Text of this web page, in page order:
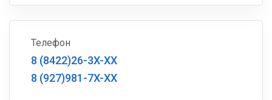
Телефон
8 (8422)26-3X-XX
8 (927)981-7X-XX